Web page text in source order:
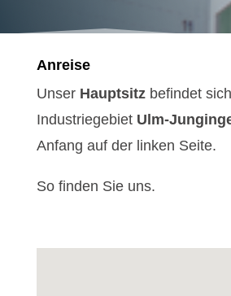
Anreise
Unser Hauptsitzbefindet
Industriegebiet Ulm-
Anfang auf der linken Seite.
So finden Sie uns.